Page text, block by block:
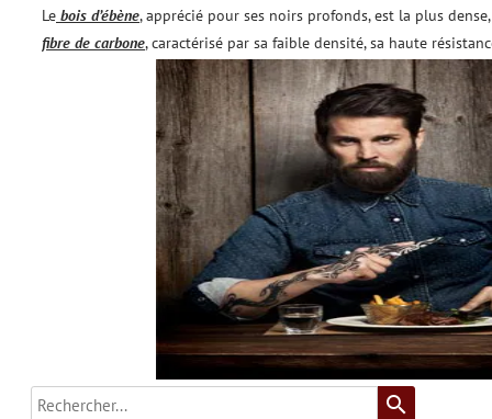
Le bois d’ébène, apprécié pour ses noirs profonds, est la plus
fibre de carbone, caractérisé par sa faible densité, sa haute
search